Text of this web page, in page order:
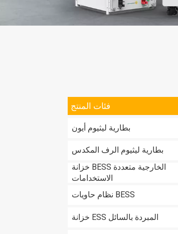
فئات المنتج
بطارية ليثيوم أيون
بطارية ليثيوم الرف المكدس
خزانة BESS الخارجية متعددة
الاستخدامات
نظام حاويات BESS
خزانة ESS المبردة بالسائل